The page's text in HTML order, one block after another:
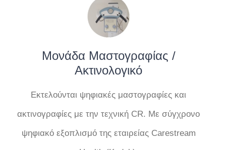
Μονάδα Μαστογραφίας /
Ακτινολογικό
Εκτελούνται ψηφιακές μαστογραφίες και
ακτινογραφίες με την τεχνική CR. Με σύγχρονο
ψηφιακό εξοπλισμό της εταιρείας Carestream